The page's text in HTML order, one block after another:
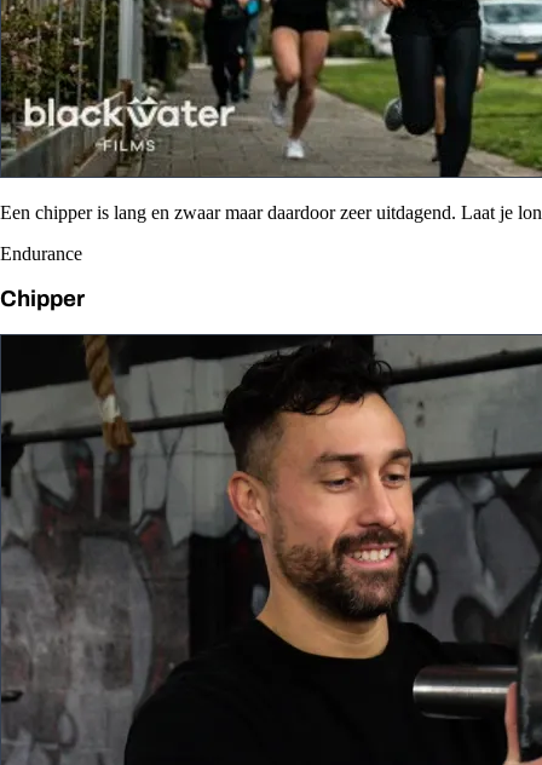
Een chipper is lang en zwaar maar daardoor zeer uitdagend. Laat je
Endurance
Chipper